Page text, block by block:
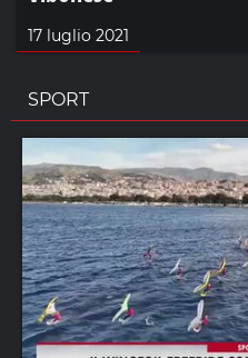
17 luglio 2021
SPORT